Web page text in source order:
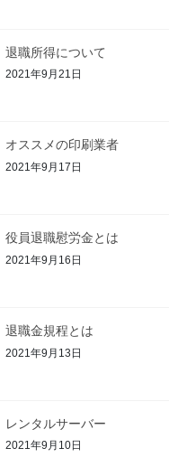
退職所得について
2021年9月21日
オススメの印刷業者
2021年9月17日
役員退職慰労金とは
2021年9月16日
退職金規程とは
2021年9月13日
レンタルサーバー
2021年9月10日